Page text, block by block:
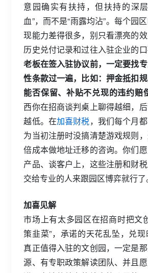
意园确实有扶持，但扶持的深
血”，而不是“雨露均沾”。每个园
现能力差得很多，别只看漂亮的
历史兑付记录和过往入驻企业的口
老板在签入驻协议前，一定要找
性条款过一遍，比如：押金抵扣
能否保留、补贴不兑现的违约赔
西你在招商谈判桌上聊得越细，
越低。在加喜财税，我们每个月
为当初注册时没搞清楚游戏规则
倍成本做地址迁移的咨询。你们
产品、谈客户上，这些注册和财税
交给专业的人来跟园区博弈就行了
加喜见解
市场上有太多园区在招商时把文
策韭菜”，承诺的天花乱坠，兑现
真正值得入驻的文创园，一定是
源、有专职政策解读团队、并且